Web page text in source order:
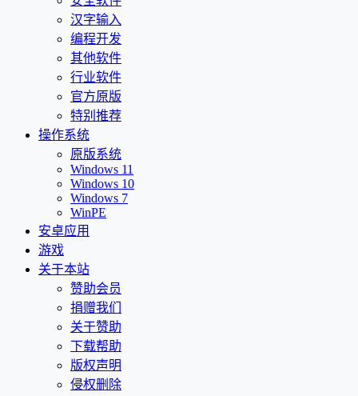
汉字输入
编程开发
其他软件
行业软件
官方原版
特别推荐
操作系统
原版系统
Windows 11
Windows 10
Windows 7
WinPE
安卓应用
游戏
关于本站
赞助会员
捐赠我们
关于赞助
下载帮助
版权声明
侵权删除